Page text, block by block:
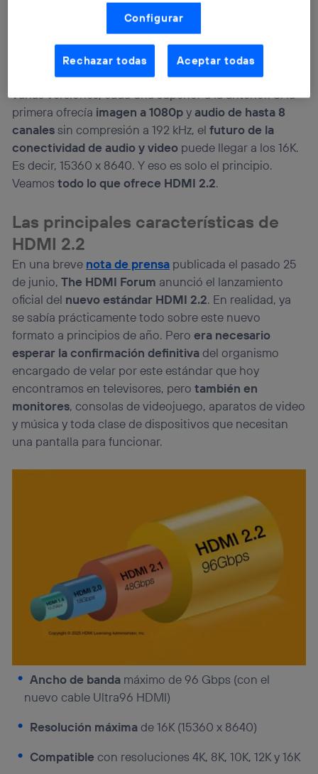
La primeraversiónde HDMI,HDMI 1.0, se presentó al
mundo a finales de 2002. Desde entonces, el
organismo encargado del mismo ha desarrollado
varias versiones, cada una superior a la anterior. Si la
primera ofrecía imagen a 1080py audio de hasta 8
canalessin compresión a 192 kHz, elfuturo de la
conectividad de audio y video puede llegar a los 16K.
Es decir, 15360 x 8640. Y eso es solo el principio.
Veamostodo lo que ofrece HDMI 2.2.
Las principales características de
HDMI 2.2
En una breve nota de prensa publicada el pasado 25
de junio,The HDMI Forum anunció el lanzamiento
oficial del nuevo estándar HDMI 2.2. En realidad, ya
se sabía prácticamente todo sobre este nuevo
formato a principios de año. Peroera necesario
esperar la confirmación definitivadel organismo
encargado de velar por este estándar que hoy
encontramos en televisores, perotambién en
monitores, consolas de videojuego, aparatos de video
y música y toda clase de dispositivos que necesitan
una pantalla para funcionar.
Ancho de banda máximo de 96 Gbps (con el
nuevo cable Ultra96 HDMI)
Resolución máximade 16K (15360 x 8640)
Compatible con resoluciones 4K, 8K, 10K, 12K y 16K
Nosotros, Telefónica S.A., utilizamos la tecnología Utiq para
realizar nuestras acciones de marketing digital o análisis
(como se describe en este aviso de consentimiento)
basadas en tu navegación en nuestra(s) web(s)
aquí(solo cuando utilizas una conexión a
internet habilitada , proporcionada por una de las
operadoras de telefonía participantes, y otorgas tu
La tecnología Utiq está diseñada con la privacidad como
prioridad ofreciéndote elección y control.
La tecnología utiliza un identificador cifrado creado por tu
operadora de telefonía, utilizando tu dirección IP y otra
información de la cuenta de cliente de
telecomunicaciones vinculada a la conexión que utilizas
Este identificador se asigna a la conexión de internet, por
lo que cualquier persona que conecte su dispositivo y
consienta el uso de la tecnología recibirá el mismo
identificador. Típicamente:
Si utilizas unaconexión de banda ancha
(p. ej., Wi-Fi),
el marketing o análisis se realizará en función de las
actividades de navegación de los miembros del hogar
que hayan dado su consentimiento.
Si utilizasdatos móviles, el marketing será más
personalizado, ya que se basará únicamente en la
Puedes gestionar los consentimientos Utiq seleccionando
“Administrar Utiq” en la parte inferior de esta página web o
visitando el portal de privacidad de Utiq
(“consenthub”). Para más información, consulta
política de privacidad de Utiq
Configurar
Rechazar todas Aceptar todas